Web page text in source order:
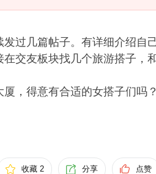
过几篇帖子。有详细介绍自
交友板块找几个旅游搭子，
，得意有合适的女搭子们吗
收藏 2 分享 点赞